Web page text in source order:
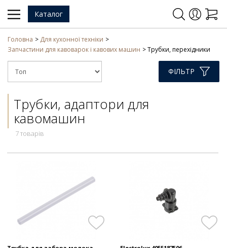
Каталог
Головна
Для кухонної техніки
Запчастини для кавоварок і кавових машин
Трубки, перехідники
ФІЛЬТР
Трубки, адаптори для
кавомашин
7 товарів